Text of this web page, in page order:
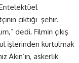
çıktığı şehir.
dedi. Filmin çıkış
işlerinden kurtulmak
Akın’ın, askerlik